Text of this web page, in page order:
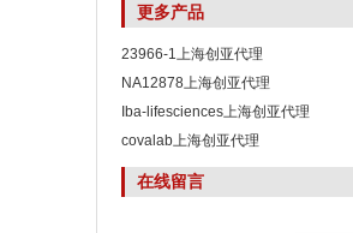
更多产品
23966-1上海创亚代理
NA12878上海创亚代理
Iba-lifesciences上海创亚代理
covalab上海创亚代理
在线留言